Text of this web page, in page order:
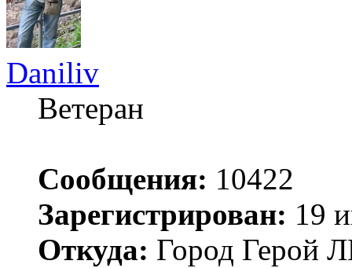
Daniliv
Ветеран
Сообщения: 10422
Зарегистрирован: 19
Откуда: Город Герой